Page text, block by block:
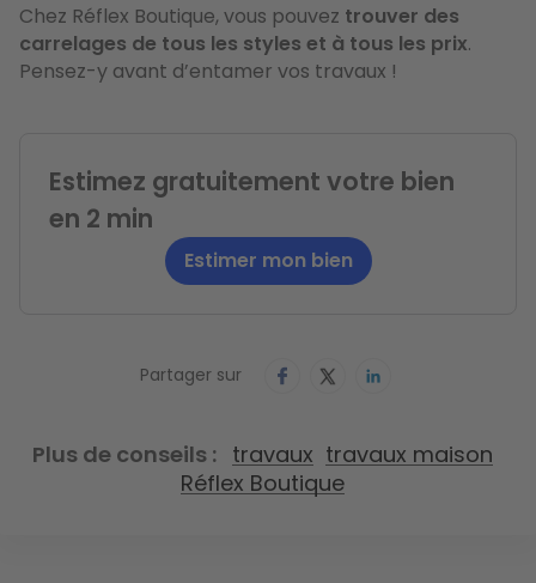
Chez Réflex Boutique, vous pouvez trouver des
carrelages de tous les styles et à tous les prix.
Pensez-y avant d’entamer vos travaux !
Estimez gratuitement votre bien
en 2 min
Estimer mon bien
Partager sur
Plus de conseils travaux travaux maison
Réflex Boutique